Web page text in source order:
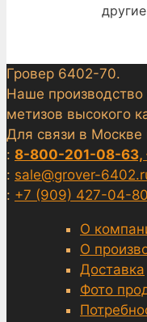
Гровер 6402-70.
Наше производство
метизов высокого
Для связи в Москве
: 8-800-201-08-63,
: sale@grover-
: +7 (909) 427-04-80
О
О
Доставка
Фото